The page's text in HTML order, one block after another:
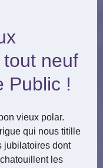
neuf
Public !
vieux polar.
qui nous titille
jubilatoires dont
les